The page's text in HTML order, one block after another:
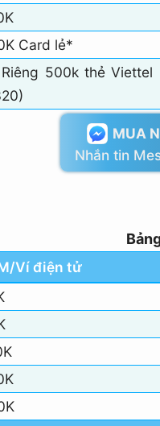
Card lẻ*
500k thẻ Viettel
MUA
Nhắn tin
Ví điện tử